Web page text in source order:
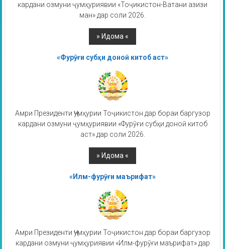
кардани озмуни ҷумҳуриявии «Тоҷикистон-Ватани азизи
ман» дар соли 2026.
«Фурӯғи субҳи доноӣ китоб аст»
Амри Президенти Ҷумҳурии Тоҷикистон дар бораи баргузор
кардани озмуни ҷумҳуриявии «Фурӯғи субҳи доноӣ китоб
аст» дар соли 2026.
«Илм-фурӯғи маърифат»
Амри Президенти Ҷумҳурии Тоҷикистон дар бораи баргузор
кардани озмуни ҷумҳуриявии «Илм-фурӯғи маърифат» дар